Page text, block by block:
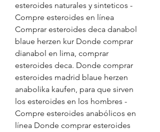
esteroides naturales y sinteticos -
Compre esteroides en línea
Comprar esteroides deca danabol
blaue herzen kur Donde comprar
dianabol en lima, comprar
esteroides deca. Donde comprar
esteroides madrid blaue herzen
anabolika kaufen, para que sirven
los esteroides en los hombres -
Compre esteroides anabólicos en
línea Donde comprar esteroides